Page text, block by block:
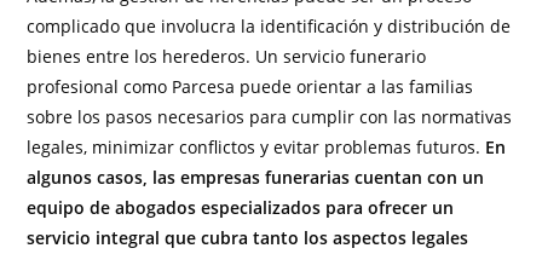
complicado que involucra la identificación y distribución de
bienes entre los herederos. Un servicio funerario
profesional como Parcesa puede orientar a las familias
sobre los pasos necesarios para cumplir con las normativas
legales, minimizar conflictos y evitar problemas futuros. En
algunos casos, las empresas funerarias cuentan con un
equipo de abogados especializados para ofrecer un
servicio integral que cubra tanto los aspectos legales